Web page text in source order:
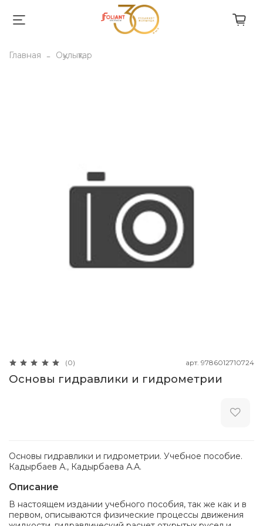
Главная Оқулықтар
(0) арт. 9786012710724
Основы гидравлики и гидрометрии
Основы гидравлики и гидрометрии. Учебное пособие.
Кадырбаев А., Кадырбаева А.А.
Описание
В настоящем издании учебного пособия, так же как и в
первом, описываются физические процессы движения